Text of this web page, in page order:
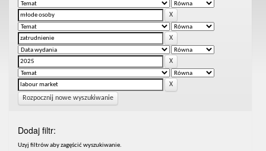
Rozpocznij nowe wyszukiwanie
Dodaj filtr:
Uzyj filtrów aby zagęścić wyszukiwanie.